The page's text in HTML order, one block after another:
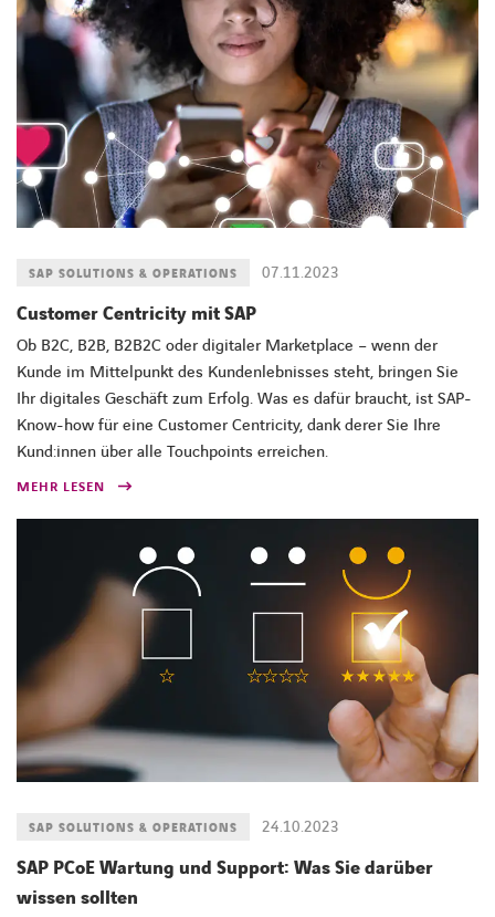
LINKEDIN
XING FACEBOOKINSTAGRAM
07.11.2023
SAP SOLUTIONS & OPERATIONS
Customer Centricity mit SAP
Ob B2C, B2B, B2B2C oder digitaler Marketplace – wenn der
Kunde im Mittelpunkt des Kundenlebnisses steht, bringen Sie
Ihr digitales Geschäft zum Erfolg. Was es dafür braucht, ist SAP-
Know-how für eine Customer Centricity, dank derer Sie Ihre
Kund:innen über alle Touchpoints erreichen.
MEHR LESEN
24.10.2023
SAP SOLUTIONS & OPERATIONS
SAP PCoE Wartung und Support: Was Sie darüber
wissen sollten